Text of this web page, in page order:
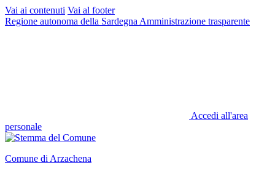
Vai ai contenuti Vai al footer
Regione autonoma della Sardegna Amministrazione trasparente
Accedi all'area
personale
Comune di Arzachena